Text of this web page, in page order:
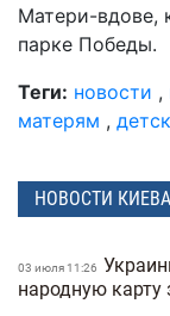
Матери-вдове,
парке Победы.
Теги: новости ,
матерям ,
НОВОСТИ КИЕВА
03 июля 11:26
народную карту